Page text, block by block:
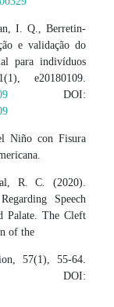
I. Q., Berretin-
e validação do
para indivíduos
e20180109.
DOI:
Niño con Fisura
R. C. (2020).
Speech
Palate. The Cleft
of the
57(1), 55-64.